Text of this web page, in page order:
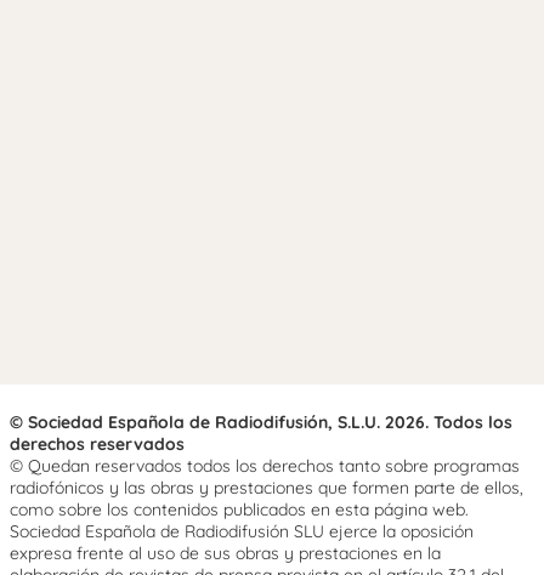
© Sociedad Española de Radiodifusión, S.L.U. 2026. Todos los
derechos reservados
© Quedan reservados todos los derechos tanto sobre programas
radiofónicos y las obras y prestaciones que formen parte de ellos,
como sobre los contenidos publicados en esta página web.
Sociedad Española de Radiodifusión SLU ejerce la oposición
expresa frente al uso de sus obras y prestaciones en la